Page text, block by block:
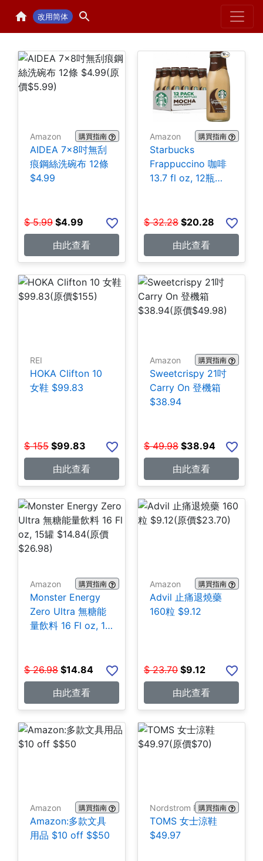
改用简体 Home
Amazon 購買指南
AIDEA 7×8吋無刮
痕鋼絲洗碗布 12條
$4.99
$ 5.99 $4.99
由此查看
Amazon 購買指南
Starbucks
Frappuccino 咖啡
13.7 fl oz, 12瓶
$ 32.28 $20.28
由此查看
REI
HOKA Clifton 10
女鞋 $99.83
$ 155 $99.83
由此查看
Amazon 購買指南
Sweetcrispy 21吋
Carry On 登機箱
$38.94
$ 49.98 $38.94
由此查看
Amazon 購買指南
Monster Energy
Zero Ultra 無糖能
量飲料 16 Fl oz, 15
$ 26.98 $14.84
由此查看
Amazon 購買指南
Advil 止痛退燒藥
160粒 $9.12
$ 23.70 $9.12
由此查看
Amazon 購買指南
Amazon:多款文具
用品 $10 off $$50
Nordstrom Rack購買指南
TOMS 女士涼鞋
$49.97